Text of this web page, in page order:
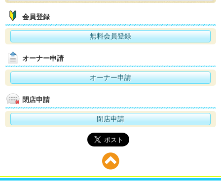
会員登録
無料会員登録
オーナー申請
オーナー申請
閉店申請
閉店申請